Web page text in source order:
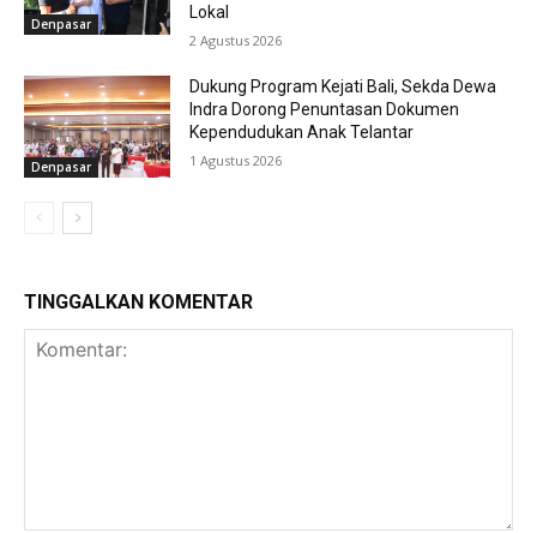
Denpasar
Lokal
2 Agustus 2026
Denpasar
Dukung Program Kejati Bali, Sekda Dewa
Indra Dorong Penuntasan Dokumen
Kependudukan Anak Telantar
1 Agustus 2026
TINGGALKAN KOMENTAR